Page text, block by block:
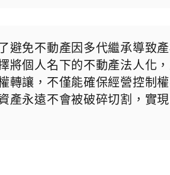
避免不動產因多代繼承導致
將個人名下的不動產法人化
轉讓，不僅能確保經營控制
產永遠不會被破碎切割，實